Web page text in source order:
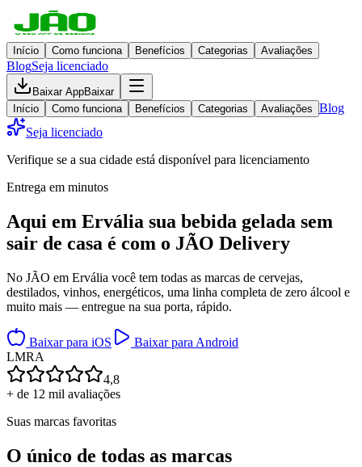
Início Como funciona Benefícios Categorias Avaliações
BlogSeja licenciado
Baixar AppBaixar
Início
Como funciona Benefícios Categorias Avaliações Blog
Seja licenciado
Verifique se a sua cidade está disponível para licenciamento
Entrega em minutos
Aqui em Ervália sua bebida gelada sem
sair de casa é com o JÃO Delivery
No JÃO em Ervália você tem todas as marcas de cervejas,
destilados, vinhos, energéticos, uma linha completa de zero álcool e
muito mais — entregue na sua porta, rápido.
Baixar para iOS
Baixar para Android
LMRA
4,8
+ de 12 mil avaliações
Suas marcas favoritas
O único de todas as marcas